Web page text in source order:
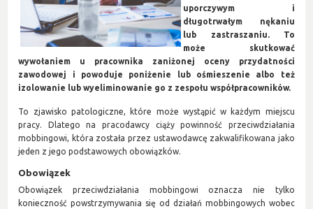
uporczywym i
długotrwałym nękaniu
lub zastraszaniu. To
może skutkować
wywołaniem u pracownika zaniżonej oceny przydatności
zawodowej i powoduje poniżenie lub ośmieszenie albo też
izolowanie lub wyeliminowanie go z zespołu współpracowników.
To zjawisko patologiczne, które może wystąpić w każdym miejscu
pracy. Dlatego na pracodawcy ciąży powinność przeciwdziałania
mobbingowi, która została przez ustawodawcę zakwalifikowana jako
jeden z jego podstawowych obowiązków.
Obowiązek
Obowiązek przeciwdziałania mobbingowi oznacza nie tylko
konieczność powstrzymywania się od działań mobbingowych wobec